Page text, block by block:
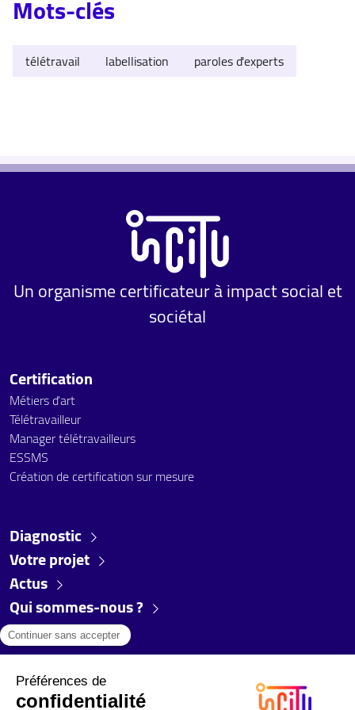
Mots-clés
télétravail labellisation paroles d'experts
Un organisme certificateur à impact social et
sociétal
Certification
Métiers d'art
Télétravailleur
Manager télétravailleurs
ESSMS
Création de certification sur mesure
Diagnostic
Votre projet
Actus
Qui sommes-nous ?
Partenaires